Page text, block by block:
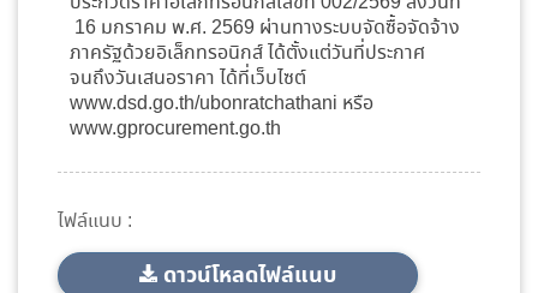
16 มกราคม พ.ศ. 2569 ผ่านทางระบบจัดซื้อจัดจ้าง
ภาครัฐด้วยอิเล็กทรอนิกส์ ได้ตั้งแต่วันที่ประกาศ
จนถึงวันเสนอราคา ได้ที่เว็บไซต์
www.dsd.go.th/ubonratchathani หรือ
www.gprocurement.go.th
ไฟล์แนบ :
ดาวน์โหลดไฟล์แนบ